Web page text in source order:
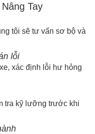
Tay
tôi sẽ tư vấn sơ bộ và
lỗi
xác định lỗi hư hỏng
tra kỹ lưỡng trước khi